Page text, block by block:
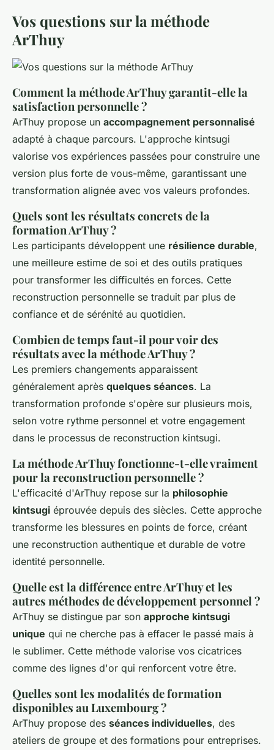
Vos questions sur la méthode
ArThuy
Comment la méthode ArThuy garantit-elle la
satisfaction personnelle ?
ArThuy propose un accompagnement personnalisé
adapté à chaque parcours. L'approche kintsugi
valorise vos expériences passées pour construire une
version plus forte de vous-même, garantissant une
transformation alignée avec vos valeurs profondes.
Quels sont les résultats concrets de la
formation ArThuy ?
Les participants développent une résilience durable,
une meilleure estime de soi et des outils pratiques
pour transformer les difficultés en forces. Cette
reconstruction personnelle se traduit par plus de
confiance et de sérénité au quotidien.
Combien de temps faut-il pour voir des
résultats avec la méthode ArThuy ?
Les premiers changements apparaissent
généralement après quelques séances. La
transformation profonde s'opère sur plusieurs mois,
selon votre rythme personnel et votre engagement
dans le processus de reconstruction kintsugi.
La méthode ArThuy fonctionne-t-elle vraiment
pour la reconstruction personnelle ?
L'efficacité d'ArThuy repose sur la philosophie
kintsugi éprouvée depuis des siècles. Cette approche
transforme les blessures en points de force, créant
une reconstruction authentique et durable de votre
identité personnelle.
Quelle est la différence entre ArThuy et les
autres méthodes de développement personnel ?
ArThuy se distingue par son approche kintsugi
unique qui ne cherche pas à effacer le passé mais à
le sublimer. Cette méthode valorise vos cicatrices
comme des lignes d'or qui renforcent votre être.
Quelles sont les modalités de formation
disponibles au Luxembourg ?
ArThuy propose des séances individuelles, des
ateliers de groupe et des formations pour entreprises.